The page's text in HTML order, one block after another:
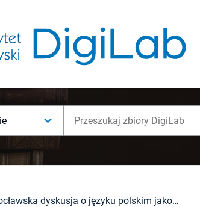
Wrocławska dyskusja o języku polskim jako obcym : materiały z międzynarodowej konferencji Stowarzyszenia "Bristol"